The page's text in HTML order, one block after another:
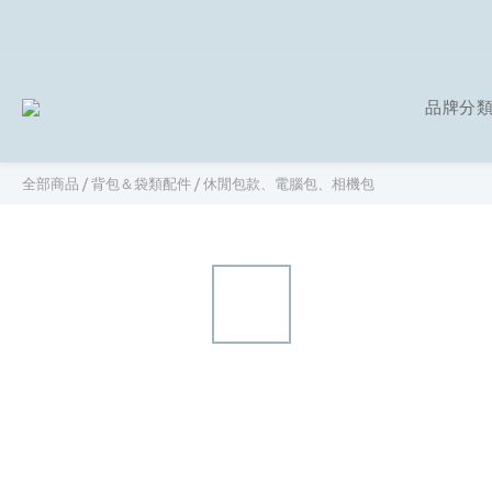
品牌分
全部商品 / 背包＆袋類配件 / 休閒包款、電腦包、相機包